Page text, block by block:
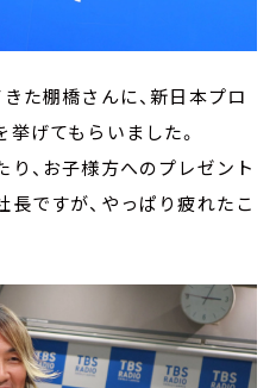
た棚橋さんに、新日本プロ
げてもらいました。
、お子様方へのプレゼント
ですが、やっぱり疲れたこ